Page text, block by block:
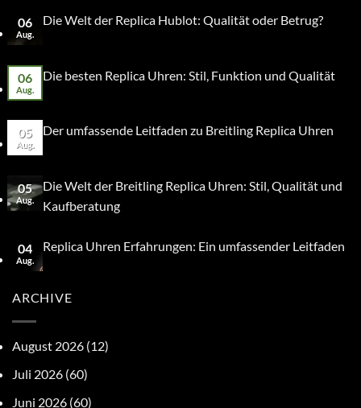
06
Aug.
Die Welt der Replica Hublot: Qualität oder Betrug?
06
Aug.
Die besten Replica Uhren: Stil, Funktion und Qualität
05
Aug.
Der umfassende Leitfaden zu Breitling Replica Uhren
05
Aug.
Die Welt der Breitling Replica Uhren: Stil, Qualität und
Kaufberatung
04
Aug.
Replica Uhren Erfahrungen: Ein umfassender Leitfaden
ARCHIVE
August 2026 (12)
Juli 2026 (60)
Juni 2026 (60)